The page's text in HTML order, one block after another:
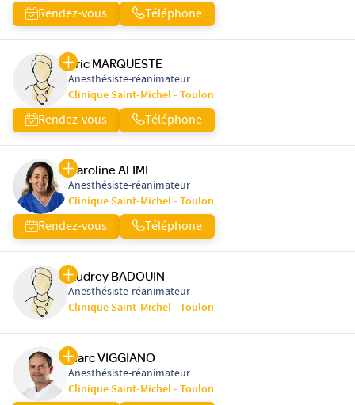
Rendez-vous Téléphone
Eric MARQUESTE
Anesthésiste-réanimateur
Clinique Saint-Michel - Toulon
Rendez-vous Téléphone
Caroline ALIMI
Anesthésiste-réanimateur
Clinique Saint-Michel - Toulon
Rendez-vous Téléphone
Audrey BADOUIN
Anesthésiste-réanimateur
Clinique Saint-Michel - Toulon
Marc VIGGIANO
Anesthésiste-réanimateur
Clinique Saint-Michel - Toulon